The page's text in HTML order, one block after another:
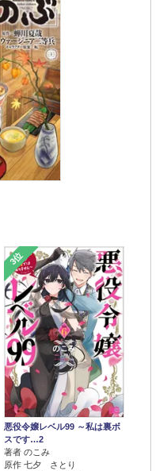
3位
悪役令嬢レベル99 ～私は裏ボ
スです…2
著者 のこみ
原作 七夕 さとり